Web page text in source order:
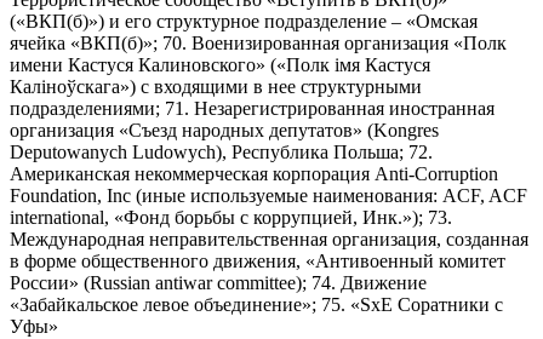
(«ВКП(б)») и его структурное подразделение – «Омская
ячейка «ВКП(б)»; 70. Военизированная организация «Полк
имени Кастуся Калиновского» («Полк iмя Кастуся
Калiноўскага») с входящими в нее структурными
подразделениями; 71. Незарегистрированная иностранная
организация «Съезд народных депутатов» (Kongres
Deputowanych Ludowych), Республика Польша; 72.
Американская некоммерческая корпорация Anti-Corruption
Foundation, Inc (иные используемые наименования: ACF, ACF
international, «Фонд борьбы с коррупцией, Инк.»); 73.
Международная неправительственная организация, созданная
в форме общественного движения, «Антивоенный комитет
России» (Russian antiwar committee); 74. Движение
«Забайкальское левое объединение»; 75. «SxE Соратники с
Уфы»